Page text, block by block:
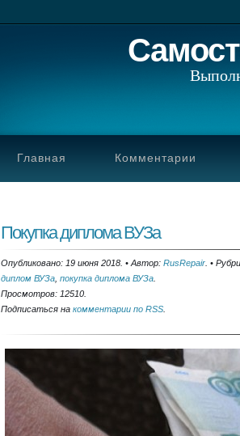
Главная Комментарии
Покупка диплома ВУЗа
Опубликовано: 19 июня 2018. • Автор: RusRepair •
диплом ВУЗа покупка диплома ВУЗа
Просмотров: 12510.
Подписаться на комментарии по RSS